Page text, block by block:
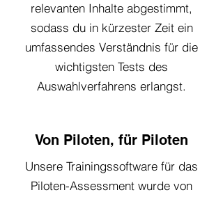
relevanten Inhalte abgestimmt,
sodass du in kürzester Zeit ein
umfassendes Verständnis für die
wichtigsten Tests des
Auswahlverfahrens erlangst.
Von Piloten, für Piloten
Unsere Trainingssoftware für das
Piloten-Assessment wurde von